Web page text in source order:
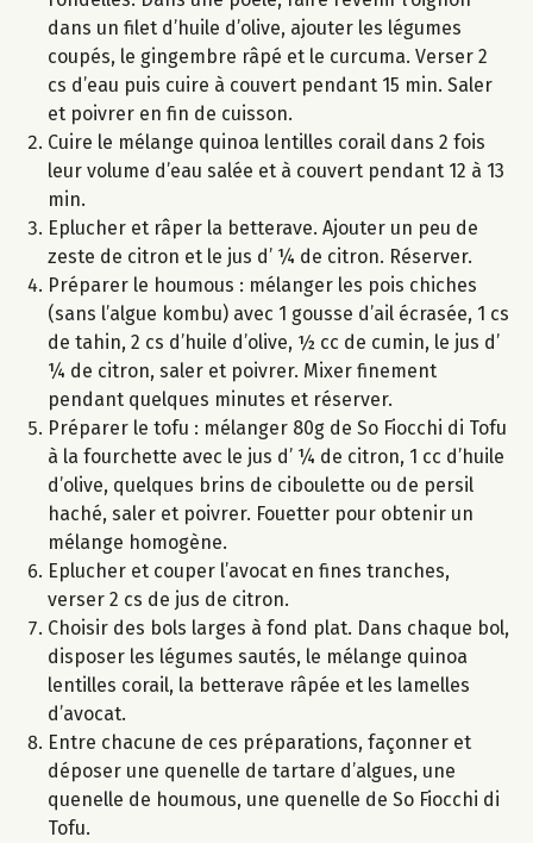
dans un filet d’huile d’olive, ajouter les légumes
coupés, le gingembre râpé et le curcuma. Verser 2
cs d’eau puis cuire à couvert pendant 15 min. Saler
et poivrer en fin de cuisson.
Cuire le mélange quinoa lentilles corail dans 2 fois
leur volume d’eau salée et à couvert pendant 12 à 13
min.
Eplucher et râper la betterave. Ajouter un peu de
zeste de citron et le jus d’ ¼ de citron. Réserver.
Préparer le houmous : mélanger les pois chiches
(sans l’algue kombu) avec 1 gousse d’ail écrasée, 1 cs
de tahin, 2 cs d’huile d’olive, ½ cc de cumin, le jus d’
¼ de citron, saler et poivrer. Mixer finement
pendant quelques minutes et réserver.
Préparer le tofu : mélanger 80g de So Fiocchi di Tofu
à la fourchette avec le jus d’ ¼ de citron, 1 cc d’huile
d’olive, quelques brins de ciboulette ou de persil
haché, saler et poivrer. Fouetter pour obtenir un
mélange homogène.
Eplucher et couper l’avocat en fines tranches,
verser 2 cs de jus de citron.
Choisir des bols larges à fond plat. Dans chaque bol,
disposer les légumes sautés, le mélange quinoa
lentilles corail, la betterave râpée et les lamelles
d’avocat.
Entre chacune de ces préparations, façonner et
déposer une quenelle de tartare d’algues, une
quenelle de houmous, une quenelle de So Fiocchi di
Tofu.